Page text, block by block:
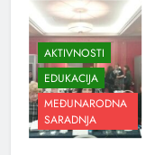
AKTIVNOSTI
EDUKACIJA
MEĐUNARODNA
SARADNJA